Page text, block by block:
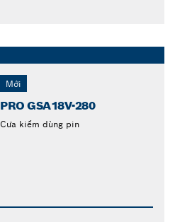
Mới
PRO GSA18V-280
Cưa kiếm dùng pin